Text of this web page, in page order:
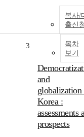
복사/
출신
목차
보기
3
and
globalization
Korea :
assessments
prospects